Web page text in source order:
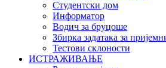
Студентски дом
Информатор
Водич за бруцоше
Збиркa задатака за
Тестови склоности
ИСТРАЖИВАЊЕ